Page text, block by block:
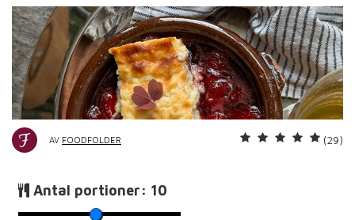
AV FOODFOLDER (29)
Antal portioner: 10